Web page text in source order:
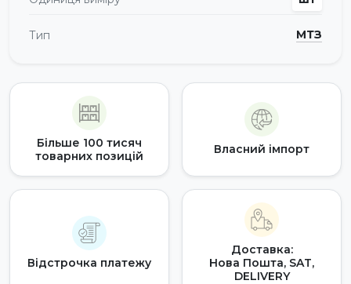
Тип МТЗ
Більше 100 тисяч
товарних позицій
Власний імпорт
Відстрочка платежу
Доставка:
Нова Пошта, SAT,
DELIVERY